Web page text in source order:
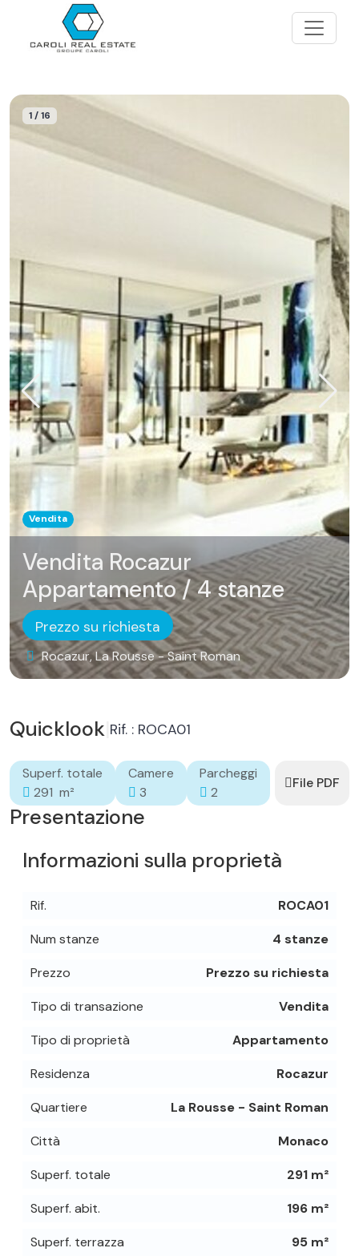
1 / 16
Vendita
Vendita Rocazur
Appartamento / 4 stanze
Prezzo su richiesta
Rocazur, La Rousse - Saint Roman
Quicklook Rif. : ROCA01
Superf. totale
291 m²
Camere
3
Parcheggi
2
File PDF
Presentazione
Informazioni sulla proprietà
Rif.
ROCA01
Num stanze
4 stanze
Prezzo
Prezzo su richiesta
Tipo di transazione
Vendita
Tipo di proprietà
Appartamento
Residenza
Rocazur
Quartiere
La Rousse - Saint Roman
Città
Monaco
Superf. totale
291 m²
Superf. abit.
196 m²
Superf. terrazza
95 m²